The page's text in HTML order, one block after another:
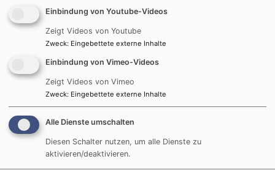
Einbindung von Youtube-Videos
Zeigt Videos von Youtube
Zweck: Eingebettete externe Inhalte
Einbindung von Vimeo-Videos
Zeigt Videos von Vimeo
Zweck: Eingebettete externe Inhalte
Alle Dienste umschalten
Diesen Schalter nutzen, um alle Dienste zu
aktivieren/deaktivieren.